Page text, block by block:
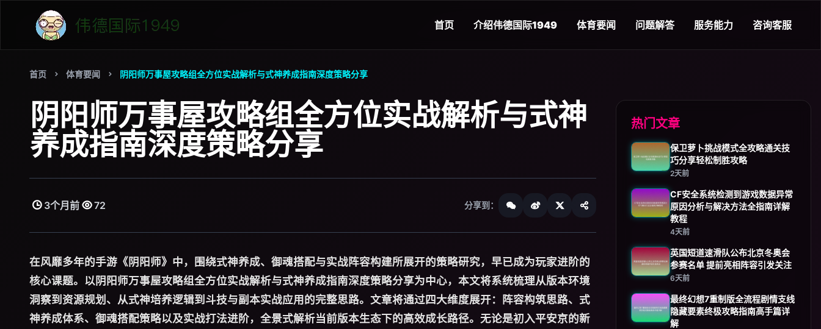
首页 介绍伟德国际1949 体育要闻 问题解答 服务能力 咨询客服
首页 体育要闻 阴阳师万事屋攻略组全方位实战解析与式神养成指南深度策略分享
阴阳师万事屋攻略组全方位实战解析与式神
养成指南深度策略分享
3个月前 72 分享到：
在风靡多年的手游《阴阳师》中，围绕式神养成、御魂搭配与实战阵容构建所展开的策略研究，早已成为玩家进阶的
核心课题。以阴阳师万事屋攻略组全方位实战解析与式神养成指南深度策略分享为中心，本文将系统梳理从版本环境
洞察到资源规划、从式神培养逻辑到斗技与副本实战应用的完整思路。文章将通过四大维度展开：阵容构筑思路、式
神养成体系、御魂搭配策略以及实战打法进阶，全景式解析当前版本生态下的高效成长路径。无论是初入平安京的新
热门文章
保卫萝卜挑战模式全攻略通关技
巧分享轻松制胜攻略
2天前
CF安全系统检测到游戏数据异常
原因分析与解决方法全指南详解
教程
4天前
英国短道速滑队公布北京冬奥会
参赛名单 提前亮相阵容引发关注
6天前
最终幻想7重制版全流程剧情支线
隐藏要素终极攻略指南高手篇详
解